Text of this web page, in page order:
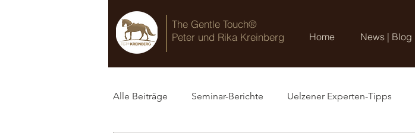
The Gentle Touch®
Peter und Rika Kreinberg
Home News | Blog
Alle Beiträge Seminar-Berichte Uelzener Experten-Tipps